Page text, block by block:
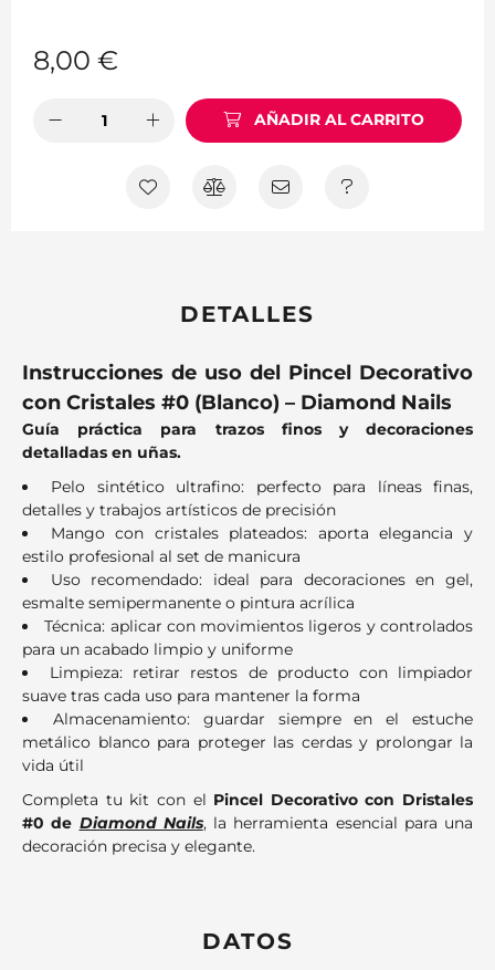
8,00 €
AÑADIR AL CARRITO
DETALLES
Instrucciones de uso del Pincel Decorativo
con Cristales #0 (Blanco) – Diamond Nails
Guía práctica para trazos finos y decoraciones
detalladas en uñas.
Pelo sintético ultrafino: perfecto para líneas finas,
detalles y trabajos artísticos de precisión
Mango con cristales plateados: aporta elegancia y
estilo profesional al set de manicura
Uso recomendado: ideal para decoraciones en gel,
esmalte semipermanente o pintura acrílica
Técnica: aplicar con movimientos ligeros y controlados
para un acabado limpio y uniforme
Limpieza: retirar restos de producto con limpiador
suave tras cada uso para mantener la forma
Almacenamiento: guardar siempre en el estuche
metálico blanco para proteger las cerdas y prolongar la
vida útil
Completa tu kit con el Pincel Decorativo con Dristales
#0 de Diamond Nails, la herramienta esencial para una
decoración precisa y elegante.
DATOS